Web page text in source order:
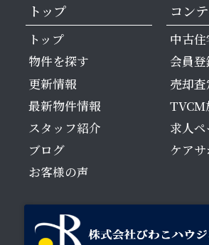
トップ
トップ
物件を探す
更新情報
最新物件情報
スタッフ紹介
ブログ
お客様の声
コン
中古
会員登
売却査
TVCM
求人
ケア